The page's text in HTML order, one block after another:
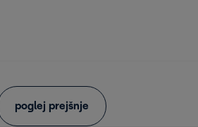
poglej prejšnje